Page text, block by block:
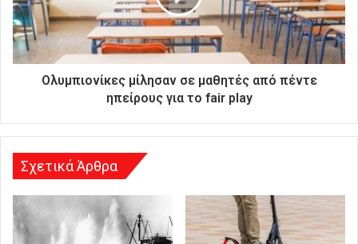
ς
δ
ι
ε
ν
Ολυμπιονίκες μίλησαν σε μαθητές από πέντε
ηπείρους για το fair play
Σχετικά Άρθρα